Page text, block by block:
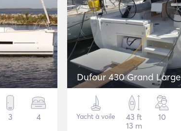
3 4
Dufour 430 Grand Large
Yacht à voile
43 ft
13 m
10